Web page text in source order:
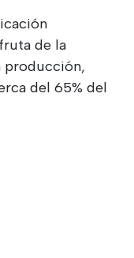
de la
producción,
del 65% del